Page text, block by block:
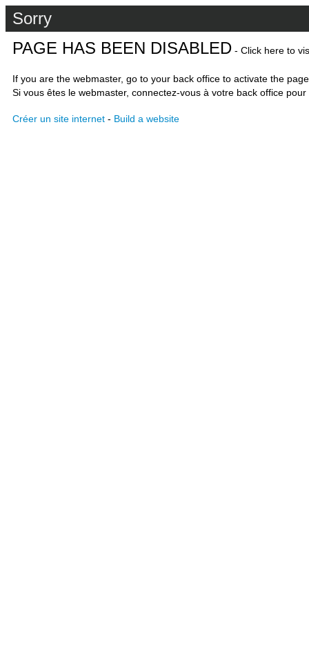
Sorry
PAGE HAS BEEN DISABLED - Click here to
If you are the webmaster, go to your back office to activate the
Si vous êtes le webmaster, connectez-vous à votre back office
Créer un site internet - Build a website